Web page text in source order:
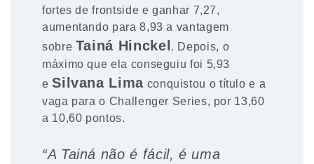
fortes de frontside e ganhar 7,27,
aumentando para 8,93 a vantagem
sobre Tainá Hinckel. Depois, o
máximo que ela conseguiu foi 5,93
eSilvana Limaconquistou o título e a
vaga para o Challenger Series, por 13,60
a 10,60 pontos.
“A Tainá não é fácil, é uma